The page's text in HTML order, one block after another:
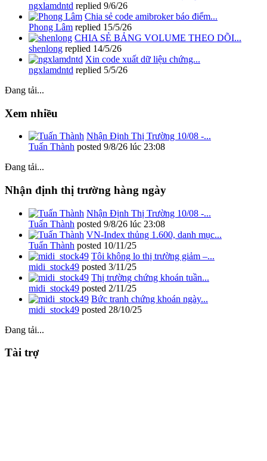
ngxlamdntd replied 9/6/26
Chia sẻ code amibroker báo điểm...
Phong Lâm replied 15/5/26
CHIA SẺ BẢNG VOLUME THEO DÕI...
shenlong replied 14/5/26
Xin code xuất dữ liệu chứng...
ngxlamdntd replied 5/5/26
Đang tải...
Xem nhiều
Nhận Định Thị Trường 10/08 -...
Tuấn Thành posted 9/8/26 lúc 23:08
Đang tải...
Nhận định thị trường hàng ngày
Nhận Định Thị Trường 10/08 -...
Tuấn Thành posted 9/8/26 lúc 23:08
VN-Index thủng 1.600, danh mục...
Tuấn Thành posted 10/11/25
Tôi không lo thị trường giảm –...
midi_stock49 posted 3/11/25
Thị trường chứng khoán tuần...
midi_stock49 posted 2/11/25
Bức tranh chứng khoán ngày...
midi_stock49 posted 28/10/25
Đang tải...
Tài trợ